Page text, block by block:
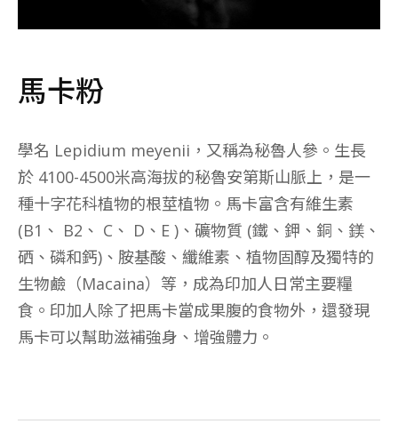
馬卡粉
學名 Lepidium meyenii，又稱為秘魯人參。生長
於 4100-4500米高海拔的秘魯安第斯山脈上，是一
種十字花科植物的根莖植物。馬卡富含有維生素
(B1、 B2、 C、 D、E )、礦物質 (鐵、鉀、銅、鎂、
硒、磷和鈣)、胺基酸、纖維素、植物固醇及獨特的
生物鹼（Macaina）等，成為印加人日常主要糧
食。印加人除了把馬卡當成果腹的食物外，還發現
馬卡可以幫助滋補強身、增強體力。